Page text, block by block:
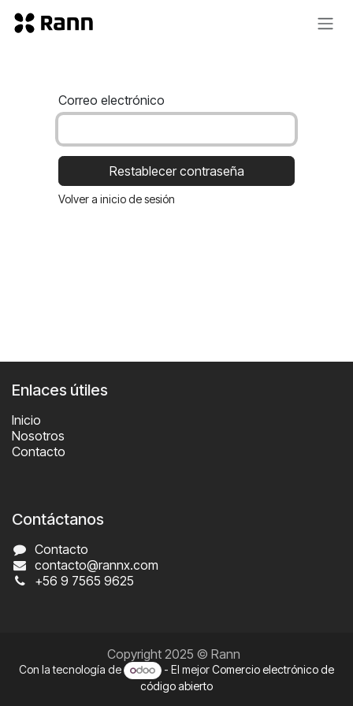
Ir al contenido
Correo electrónico
Restablecer contraseña
Volver a inicio de sesión
Enlaces útiles
Inicio
Nosotros
Contacto
Contáctanos
Contacto
contacto@rannx.com
+56 9 7565 9625
Copyright 2025 © Rann
Con la tecnología de - El mejorComercio electrónico de
código abierto